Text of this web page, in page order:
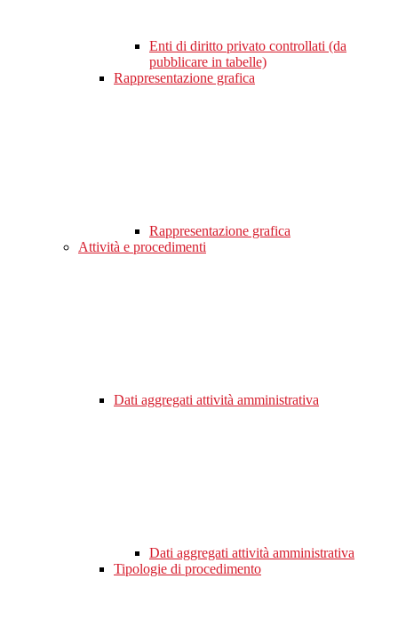
Enti di diritto privato controllati (da
pubblicare in tabelle)
Rappresentazione grafica
Rappresentazione grafica
Attività e procedimenti
Dati aggregati attività amministrativa
Dati aggregati attività amministrativa
Tipologie di procedimento